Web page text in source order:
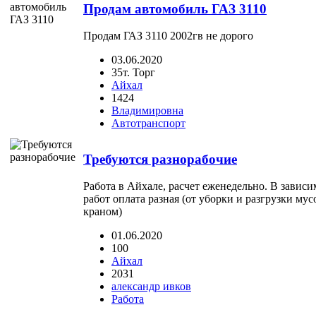
Продам автомобиль ГАЗ 3110
Продам ГАЗ 3110 2002гв не дорого
03.06.2020
35т. Торг
Айхал
1424
Владимировна
Автотранспорт
Требуются разнорабочие
Работа в Айхале, расчет еженедельно. В
работ оплата разная (от уборки и разгрузки
краном)
01.06.2020
100
Айхал
2031
александр ивков
Работа